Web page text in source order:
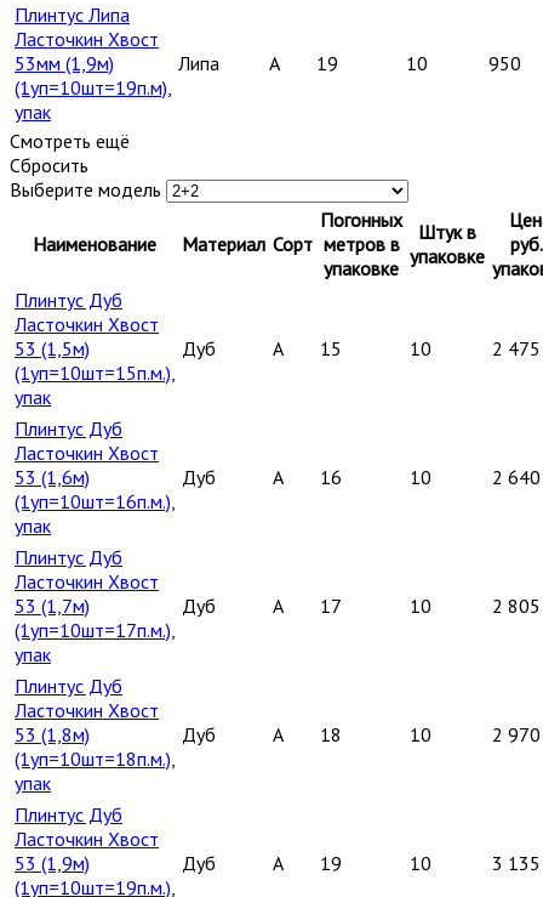
Плинтус Липа
Ласточкин Хвост
53мм (1,9м)
(1уп=10шт=19п.м),
упак
Липа A 19 10 950
Смотреть ещё
Сбросить
Выберите модель
Наименование Материал Сорт
Погонных
метров в
упаковке
Штук в
упаковке
Плинтус Дуб
Ласточкин Хвост
53 (1,5м)
(1уп=10шт=15п.м.),
упак
Дуб A 15 10 2 475
Плинтус Дуб
Ласточкин Хвост
53 (1,6м)
(1уп=10шт=16п.м.),
упак
Дуб A 16 10 2 640
Плинтус Дуб
Ласточкин Хвост
53 (1,7м)
(1уп=10шт=17п.м.),
упак
Дуб A 17 10 2 805
Плинтус Дуб
Ласточкин Хвост
53 (1,8м)
(1уп=10шт=18п.м.),
упак
Дуб A 18 10 2 970
Плинтус Дуб
Ласточкин Хвост
53 (1,9м)
(1уп=10шт=19п.м.),
Дуб A 19 10 3 135